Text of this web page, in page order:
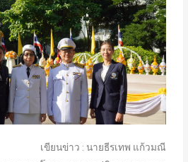
เขียนข่าว : นายธีรเทพ แก้วมณี